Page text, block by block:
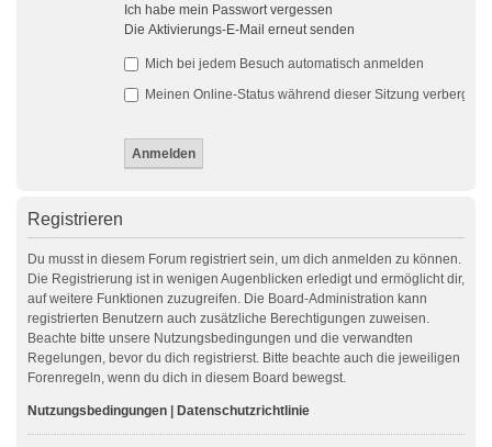
Ich habe mein Passwort vergessen
Die Aktivierungs-E-Mail erneut senden
Mich bei jedem Besuch automatisch anmelden
Meinen Online-Status während dieser Sitzung verbergen
Registrieren
Du musst in diesem Forum registriert sein, um dich anmelden zu können.
Die Registrierung ist in wenigen Augenblicken erledigt und ermöglicht dir,
auf weitere Funktionen zuzugreifen. Die Board-Administration kann
registrierten Benutzern auch zusätzliche Berechtigungen zuweisen.
Beachte bitte unsere Nutzungsbedingungen und die verwandten
Regelungen, bevor du dich registrierst. Bitte beachte auch die jeweiligen
Forenregeln, wenn du dich in diesem Board bewegst.
Nutzungsbedingungen Datenschutzrichtlinie